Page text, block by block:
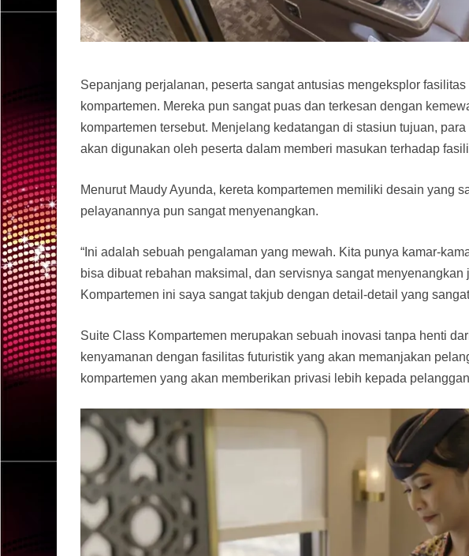
Sepanjang perjalanan, peserta sangat antusias mengeksplor
kompartemen. Mereka pun sangat puas dan terkesan dengan
kompartemen tersebut. Menjelang kedatangan di stasiun tujuan,
akan digunakan oleh peserta dalam memberi masukan terhadap
Menurut Maudy Ayunda, kereta kompartemen memiliki desain yang
pelayanannya pun sangat menyenangkan.
“Ini adalah sebuah pengalaman yang mewah. Kita punya kamar-
bisa dibuat rebahan maksimal, dan servisnya sangat
Kompartemen ini saya sangat takjub dengan detail-detail yang
Suite Class Kompartemen merupakan sebuah inovasi tanpa henti
kenyamanan dengan fasilitas futuristik yang akan memanjakan
kompartemen yang akan memberikan privasi lebih kepada